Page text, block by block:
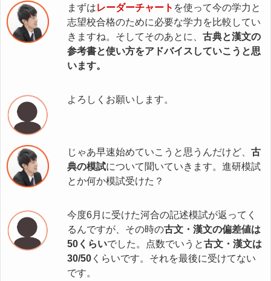
まずはレーダーチャート を使って今の学力と
志望校合格のために必要な学力を比較してい
きますね。そしてそのあとに、 古典と漢文の
参考書と使い方をアドバイスしていこうと思
います。
よろしくお願いします。
じゃあ早速始めていこうと思うんだけど、 古
典の模試について聞いていきます。進研模試
とか何か模試受けた？
今度6月に受けた河合の記述模試が返ってく
るんですが、その時の古文・漢文の偏差値は
50くらいでした。点数でいうと古文・漢文は
30/50 くらいです。それを最後に受けてない
です。